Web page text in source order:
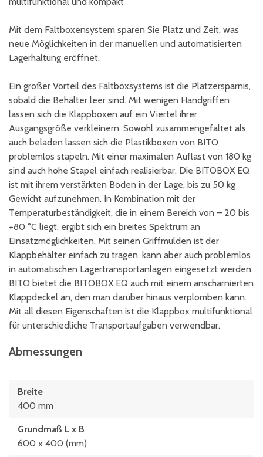
Mit dem Faltboxensystem sparen Sie Platz und Zeit, was
neue Möglichkeiten in der manuellen und automatisierten
Lagerhaltung eröffnet.
Ein großer Vorteil des Faltboxsystems ist die Platzersparnis,
sobald die Behälter leer sind. Mit wenigen Handgriffen
lassen sich die Klappboxen auf ein Viertel ihrer
Ausgangsgröße verkleinern. Sowohl zusammengefaltet als
auch beladen lassen sich die Plastikboxen von BITO
problemlos stapeln. Mit einer maximalen Auflast von 180 kg
sind auch hohe Stapel einfach realisierbar. Die BITOBOX EQ
ist mit ihrem verstärkten Boden in der Lage, bis zu 50 kg
Gewicht aufzunehmen. In Kombination mit der
Temperaturbeständigkeit, die in einem Bereich von – 20 bis
+80 °C liegt, ergibt sich ein breites Spektrum an
Einsatzmöglichkeiten. Mit seinen Griffmulden ist der
Klappbehälter einfach zu tragen, kann aber auch problemlos
in automatischen Lagertransportanlagen eingesetzt werden.
BITO bietet die BITOBOX EQ auch mit einem anscharnierten
Klappdeckel an, den man darüber hinaus verplomben kann.
Mit all diesen Eigenschaften ist die Klappbox multifunktional
für unterschiedliche Transportaufgaben verwendbar.
Abmessungen
Breite
400 mm
Grundmaß L x B
600 x 400 (mm)